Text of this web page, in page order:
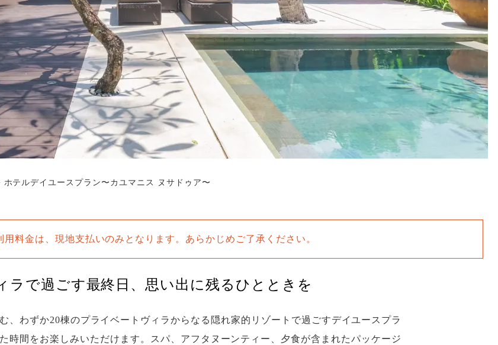
ホテルデイユースプラン〜カユマニス ヌサドゥア〜
料金は、現地支払いのみとなります。あらかじめご了承ください。
ラで過ごす最終日、思い出に残るひとときを
、わずか20棟のプライベートヴィラからなる隠れ家的リゾートで過ごすデイユースプラ
時間をお楽しみいただけます。スパ、アフタヌーンティー、夕食が含まれたパッケージ